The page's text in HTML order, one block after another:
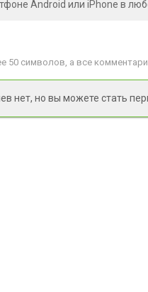
Android или iPhone в
50 символов, а все
нет, но вы можете стать